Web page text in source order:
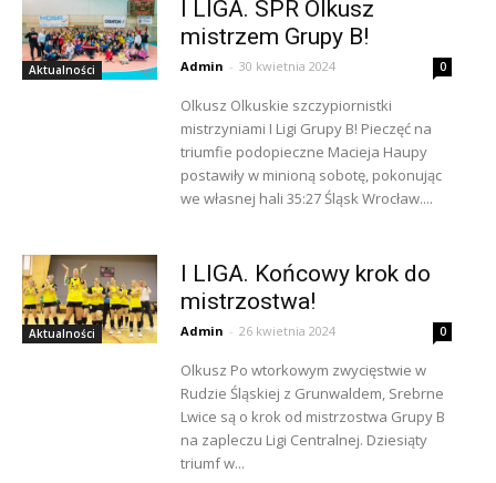
Aktualności
I LIGA. SPR Olkusz
mistrzem Grupy B!
Admin - 30 kwietnia 2024 0
Olkusz Olkuskie szczypiornistki
mistrzyniami I Ligi Grupy B! Pieczęć na
triumfie podopieczne Macieja Haupy
postawiły w minioną sobotę, pokonując
we własnej hali 35:27 Śląsk Wrocław....
Aktualności
I LIGA. Końcowy krok do
mistrzostwa!
Admin - 26 kwietnia 2024 0
Olkusz Po wtorkowym zwycięstwie w
Rudzie Śląskiej z Grunwaldem, Srebrne
Lwice są o krok od mistrzostwa Grupy B
na zapleczu Ligi Centralnej. Dziesiąty
triumf w...